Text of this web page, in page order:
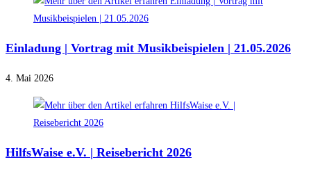
Einladung | Vortrag mit Musikbeispielen | 21.05.2026
4. Mai 2026
HilfsWaise e.V. | Reisebericht 2026